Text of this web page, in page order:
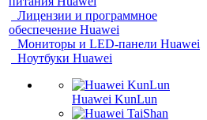
Лицензии и программное
обеспечение Huawei
Мониторы и LED-панели Huawei
Ноутбуки Huawei
Huawei KunLun